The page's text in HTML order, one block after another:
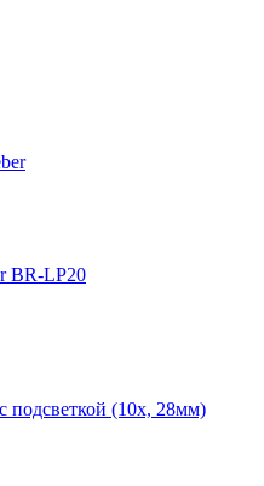
BR-LP20
подсветкой (10х, 28мм)